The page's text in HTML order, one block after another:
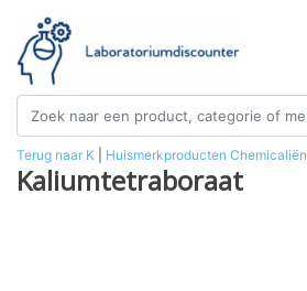
Terug naar K Huismerkproducten Chemicaliën
Kaliumtetraboraat